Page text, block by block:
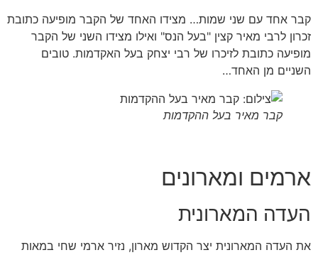
קבר אחד עם שני שמות… מצידו האחד של הקבר מופיעה כתובת
זכרון לרבי מאיר קצין "בעל הנס" ואילו מצידו השני של הקבר
מופיעה כתובת לזיכרו של רבי יצחק בעל האקדמות. טובים
השניים מן האחד…
קבר מאיר בעל ההקדמות
ארמים ומארונים
העדה המארונית
את העדה המארונית יצר הקדוש מארון, נזיר ארמי שחי במאות